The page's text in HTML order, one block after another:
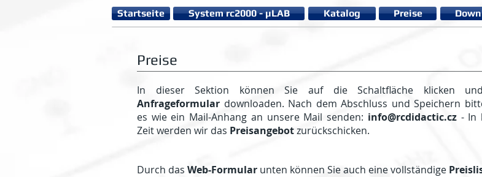
Startseite System rc2000 - µLAB Katalog Preise
Preise
In dieser Sektion können Sie auf die Schaltfläche klicken
Anfrageformular downloaden. Nach dem Abschluss und Speichern
es wie ein Mail-Anhang an unsere Mail senden: info@rcdidactic.cz- In
Zeit werden wir das Preisangebotzurückschicken.
Durch das Web-Formular unten können Sie auch eine vollständige